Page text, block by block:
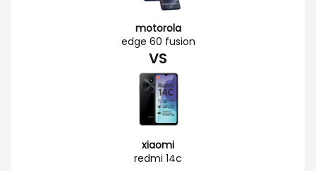
motorola
edge 60 fusion
VS
xiaomi
redmi 14c